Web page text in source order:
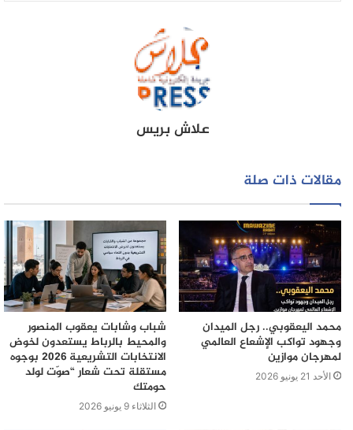
علاش بريس
مقالات ذات صلة
محمد اليعقوبي.. رجل الميدان
وجهود تواكب الإشعاع العالمي
لمهرجان موازين
الأحد 21 يونيو 2026
شباب وشابات يعقوب المنصور
والمحيط بالرباط يستعدون لخوض
الانتخابات التشريعية 2026 بوجوه
مستقلة تحت شعار “صوّت لولد
حومتك
الثلاثاء 9 يونيو 2026